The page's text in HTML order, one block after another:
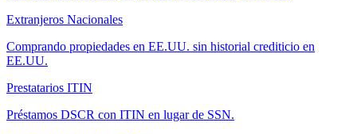
Extranjeros Nacionales
Comprando propiedades en EE.UU. sin historial crediticio en
EE.UU.
Prestatarios ITIN
Préstamos DSCR con ITIN en lugar de SSN.